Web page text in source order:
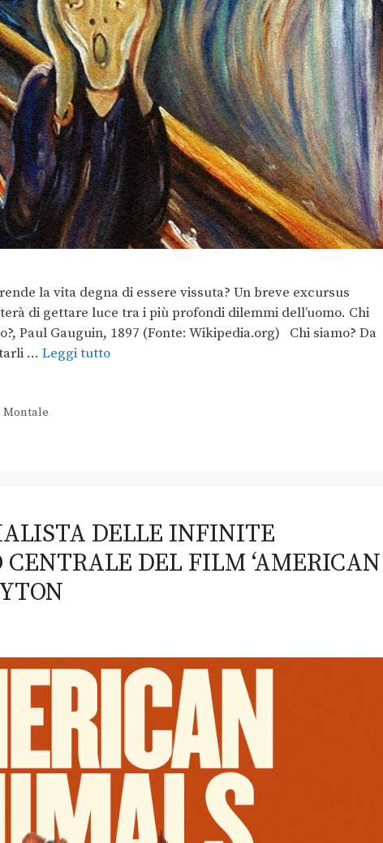
la vita degna di essere vissuta? Un breve excursus
di gettare luce tra i più profondi dilemmi dell’uomo. Chi
Paul Gauguin, 1897 (Fonte: Wikipedia.org) Chi siamo? Da
tarli … Leggi tutto
Montale
DELLE INFINITE
DEL FILM ‘AMERICAN